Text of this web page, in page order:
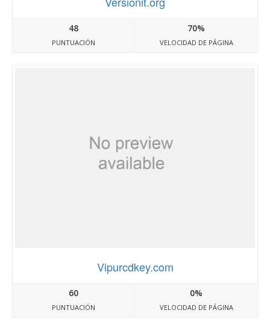
48
PUNTUACIÓN
70%
VELOCIDAD DE PÁGINA
Vipurcdkey.com
60
PUNTUACIÓN
0%
VELOCIDAD DE PÁGINA